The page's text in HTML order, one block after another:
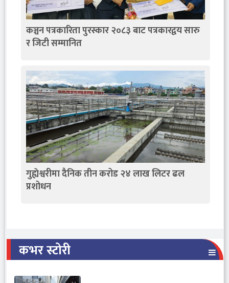
कञ्चन पत्रकारिता पुरस्कार २०८३ बाट पत्रकारद्वय सारु
र जिटी सम्मानित
गुह्येश्वरीमा दैनिक तीन करोड २४ लाख लिटर ढल
प्रशोधन
कभर स्टोरी